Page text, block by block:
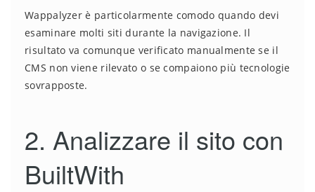
Wappalyzer è particolarmente comodo quando devi
esaminare molti siti durante la navigazione. Il
risultato va comunque verificato manualmente se il
CMS non viene rilevato o se compaiono più tecnologie
sovrapposte.
2. Analizzare il sito con
BuiltWith